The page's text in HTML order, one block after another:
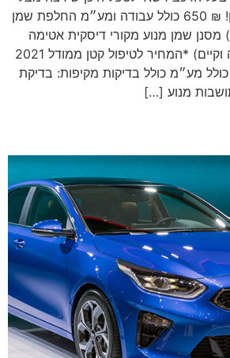
לפגוע באחריות היבואן! ₪ 650 כולל עבודה ומע״מ החלפת שמן
מסנן שמן מנוע מקורי דיסקית אטימה
לאגן שמן מנוע (במידה וקיים) *המחיר לטיפול קטן ממודל 2021
600 ש״ח כולל מע״מ כולל בדיקות מקיפות: בדיקת
מנוע […]